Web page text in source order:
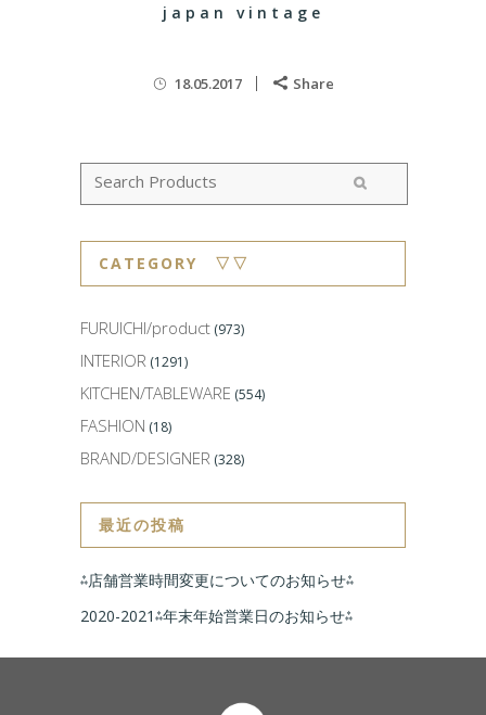
japan vintage
18.05.2017 Share
CATEGORY ▽▽
FURUICHI/product (973)
INTERIOR (1291)
KITCHEN/TABLEWARE (554)
FASHION (18)
BRAND/DESIGNER (328)
最近の投稿
⁂店舗営業時間変更についてのお知らせ⁂
2020-2021⁂年末年始営業日のお知らせ⁂